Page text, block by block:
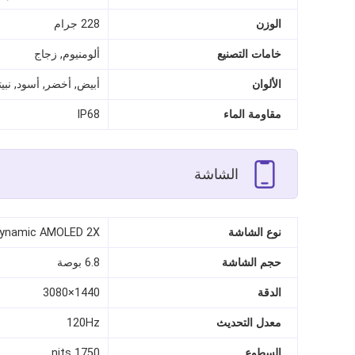
الوزن 228 جرام
خامات التصنيع ألومنيوم, زجاج
الألوان أبيض, أخضر, أسود,
مقاومة الماء IP68
الشاشة
نوع الشاشة AMOLED 2X
حجم الشاشة 6.8 بوصة
الدقة 1440×3080
معدل التحديث 120Hz